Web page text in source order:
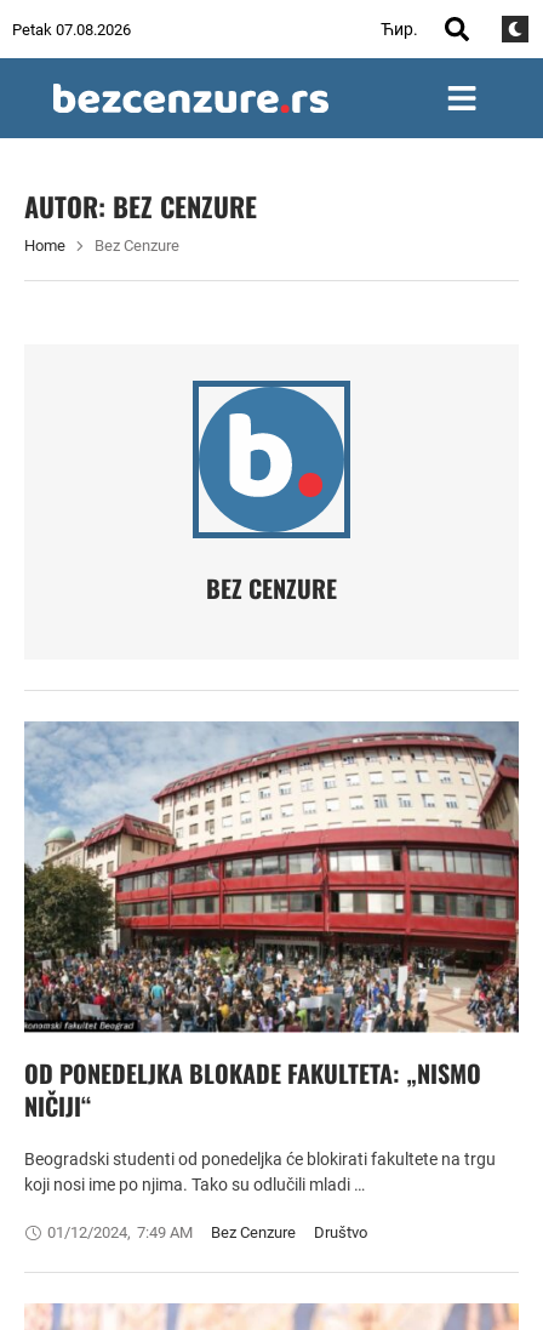
Petak 07.08.2026 Ћир.
AUTOR: BEZ CENZURE
Home Bez Cenzure
BEZ CENZURE
OD PONEDELJKA BLOKADE FAKULTETA: „NISMO
NIČIJI“
Beogradski studenti od ponedeljka će blokirati fakultete na trgu
koji nosi ime po njima. Tako su odlučili mladi …
01/12/2024, 7:49 AM Bez Cenzure Društvo